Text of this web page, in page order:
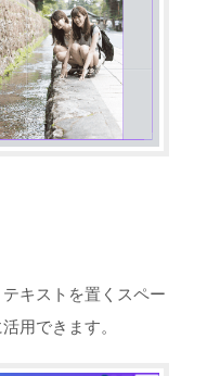
キストを置くスペー
用できます。